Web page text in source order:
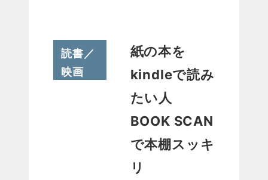
読書／
映画
紙の本を
kindleで読み
たい人
BOOK SCAN
で本棚スッキ
リ